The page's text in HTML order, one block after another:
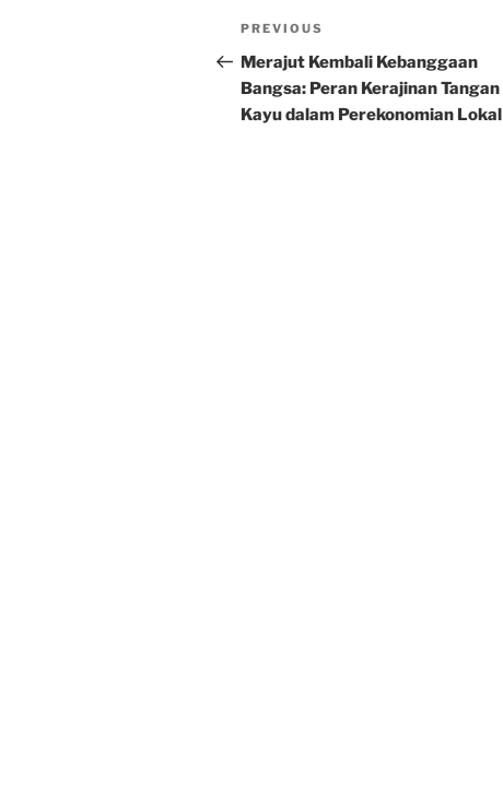
Post
navigation
Previous
Post
PREVIOUS
Merajut Kembali Kebanggaan
Bangsa: Peran Kerajinan Tangan
Kayu dalam Perekonomian Lokal